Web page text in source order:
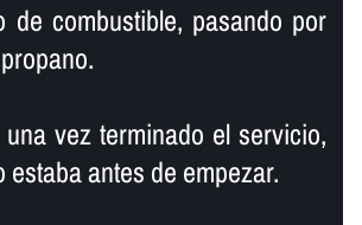
combustible, pasando por
vez terminado el servicio,
antes de empezar.